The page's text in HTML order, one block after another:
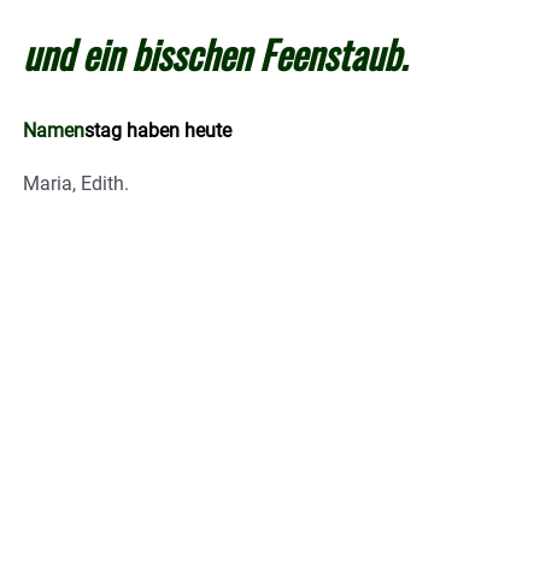
und ein bisschen Feenstaub.
Namenstag haben heute
Maria, Edith.